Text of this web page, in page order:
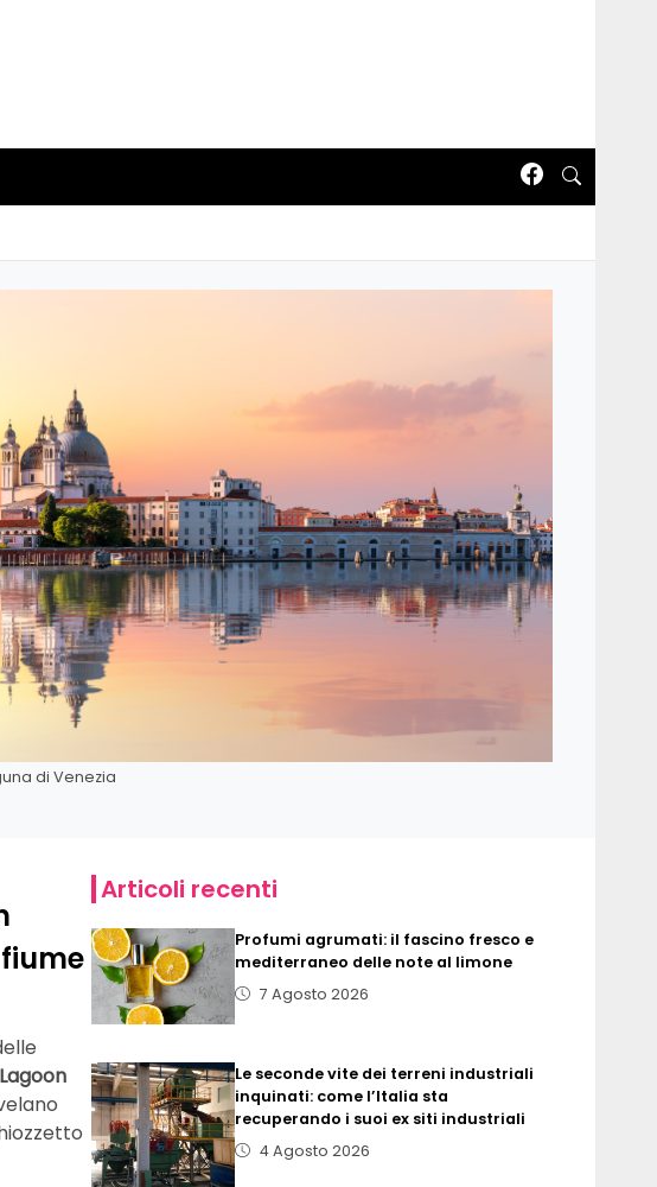
di Venezia
Articoli recenti
Profumi agrumati: il fascino fresco e
mediterraneo delle note al limone
7 Agosto 2026
Le seconde vite dei terreni industriali
inquinati: come l’Italia sta
recuperando i suoi ex siti industriali
4 Agosto 2026